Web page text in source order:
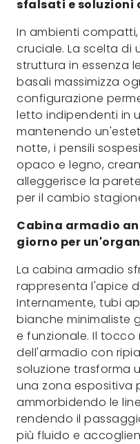
sfalsati e
In ambienti
cruciale. La scelta di
struttura in essenza
basali massimizza
configurazione
letto indipendenti in
mantenendo
notte, i pensili
opaco e legno,
alleggerisce la
per il cambio
Cabina armadio
giorno per
La cabina armadio
rappresenta l'apice
Internamente, tubi
bianche minimaliste
e funzionale. Il tocco
dell'armadio con
soluzione trasforma
una zona espositiva
ammorbidendo le
rendendo il
più fluido e